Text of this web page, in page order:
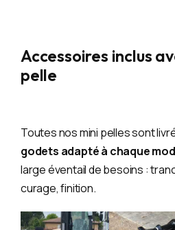
Accessoires inclus
pelle
Toutes nos mini pelles sont
godets adapté à chaque
large éventail de besoins :
curage, finition.